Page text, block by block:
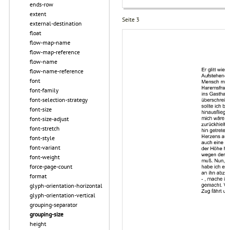
ends-row
extent
external-destination
float
flow-map-name
flow-map-reference
flow-name
flow-name-reference
font
font-family
font-selection-strategy
font-size
font-size-adjust
font-stretch
font-style
font-variant
font-weight
force-page-count
format
glyph-orientation-horizontal
glyph-orientation-vertical
grouping-separator
grouping-size
height
Seite 3